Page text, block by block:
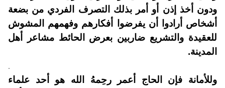
ودون أخذ إذن أو أمر بذلك التصرف الفردي من بضعة
أشخاص أرادوا أن يفرضوا أفكارهم وفهمهم المشوش
للعقيدة والتشريع ضاربين بعرض الحائط مشاعر أهل
المدينة.
.
وللأمانة فإن الحاج أعمر رحِمهُ الله هو أحد علماء